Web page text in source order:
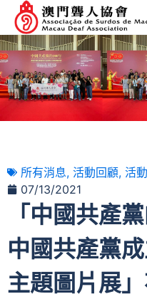
所有消息, 活動回顧, 活
07/13/2021
「中國共產
中國共產黨
主題圖片展